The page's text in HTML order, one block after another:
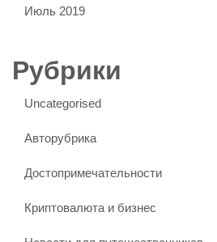
Июль 2019
Рубрики
Uncategorised
Авторубрика
Достопримечательности
Криптовалюта и бизнес